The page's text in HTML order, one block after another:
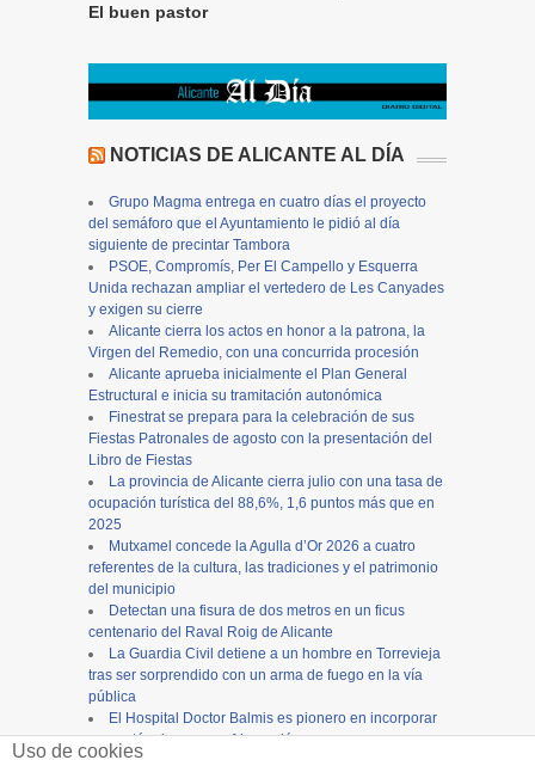
El buen pastor
NOTICIAS DE ALICANTE AL DÍA
Grupo Magma entrega en cuatro días el proyecto
del semáforo que el Ayuntamiento le pidió al día
siguiente de precintar Tambora
PSOE, Compromís, Per El Campello y Esquerra
Unida rechazan ampliar el vertedero de Les Canyades
y exigen su cierre
Alicante cierra los actos en honor a la patrona, la
Virgen del Remedio, con una concurrida procesión
Alicante aprueba inicialmente el Plan General
Estructural e inicia su tramitación autonómica
Finestrat se prepara para la celebración de sus
Fiestas Patronales de agosto con la presentación del
Libro de Fiestas
La provincia de Alicante cierra julio con una tasa de
ocupación turística del 88,6%, 1,6 puntos más que en
2025
Mutxamel concede la Agulla d’Or 2026 a cuatro
referentes de la cultura, las tradiciones y el patrimonio
del municipio
Detectan una fisura de dos metros en un ficus
centenario del Raval Roig de Alicante
La Guardia Civil detiene a un hombre en Torrevieja
tras ser sorprendido con un arma de fuego en la vía
pública
El Hospital Doctor Balmis es pionero en incorporar
carros térmicos con refrigeración por agua para
Uso de cookies